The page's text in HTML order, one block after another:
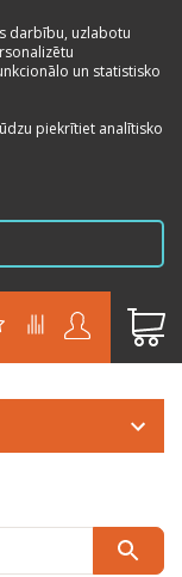
darbību, uzlabotu
un statistisko
piekrītiet analītisko